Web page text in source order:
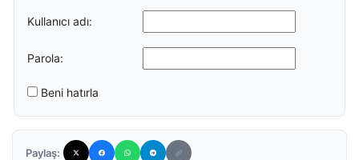
Kullanıcı adı:
Parola:
Beni hatırla
Paylaş: